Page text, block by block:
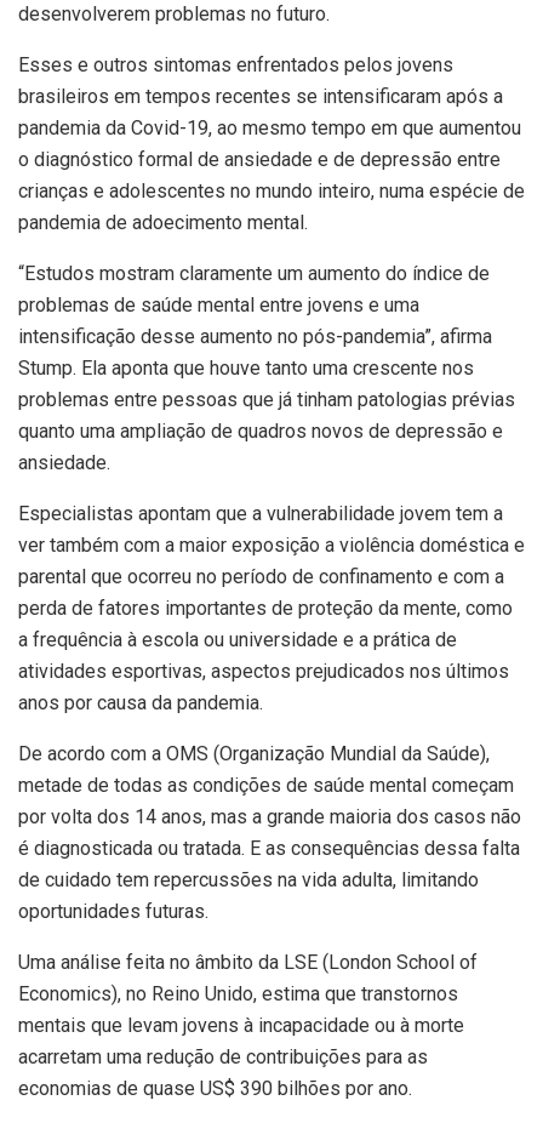
desenvolverem problemas no futuro.
Esses e outros sintomas enfrentados pelos jovens
brasileiros em tempos recentes se intensificaram após a
pandemia da Covid-19, ao mesmo tempo em que aumentou
o diagnóstico formal de ansiedade e de depressão entre
crianças e adolescentes no mundo inteiro, numa espécie de
pandemia de adoecimento mental.
“Estudos mostram claramente um aumento do índice de
problemas de saúde mental entre jovens e uma
intensificação desse aumento no pós-pandemia”, afirma
Stump. Ela aponta que houve tanto uma crescente nos
problemas entre pessoas que já tinham patologias prévias
quanto uma ampliação de quadros novos de depressão e
ansiedade.
Especialistas apontam que a vulnerabilidade jovem tem a
ver também com a maior exposição a violência doméstica e
parental que ocorreu no período de confinamento e com a
perda de fatores importantes de proteção da mente, como
a frequência à escola ou universidade e a prática de
atividades esportivas, aspectos prejudicados nos últimos
anos por causa da pandemia.
De acordo com a OMS (Organização Mundial da Saúde),
metade de todas as condições de saúde mental começam
por volta dos 14 anos, mas a grande maioria dos casos não
é diagnosticada ou tratada. E as consequências dessa falta
de cuidado tem repercussões na vida adulta, limitando
oportunidades futuras.
Uma análise feita no âmbito da LSE (London School of
Economics), no Reino Unido, estima que transtornos
mentais que levam jovens à incapacidade ou à morte
acarretam uma redução de contribuições para as
economias de quase US$ 390 bilhões por ano.